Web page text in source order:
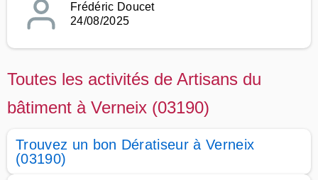
Frédéric Doucet
24/08/2025
Toutes les activités de Artisans du
bâtiment à Verneix (03190)
Trouvez un bon Dératiseur à Verneix
(03190)